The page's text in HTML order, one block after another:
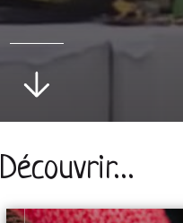
Découvrir…